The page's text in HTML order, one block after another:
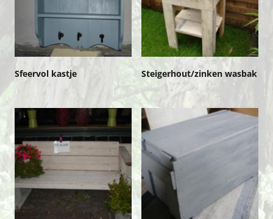
Sfeervol kastje Steigerhout/zinken wasbak